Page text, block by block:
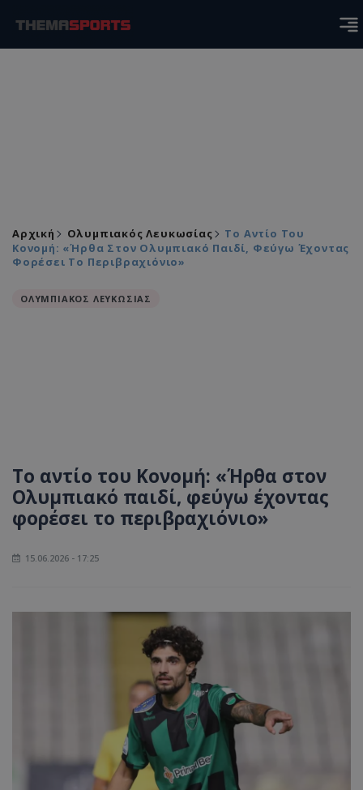
Αρχική Ολυμπιακός Λευκωσίας
Το Αντίο Του
Κονομή: «Ήρθα Στον Ολυμπιακό Παιδί, Φεύγω Έχοντας
Φορέσει Το Περιβραχιόνιο»
ΟΛΥΜΠΙΑΚΟΣ ΛΕΥΚΩΣΙΑΣ
Το αντίο του Κονομή: «Ήρθα στον
Ολυμπιακό παιδί, φεύγω έχοντας
φορέσει το περιβραχιόνιο»
15.06.2026 - 17:25